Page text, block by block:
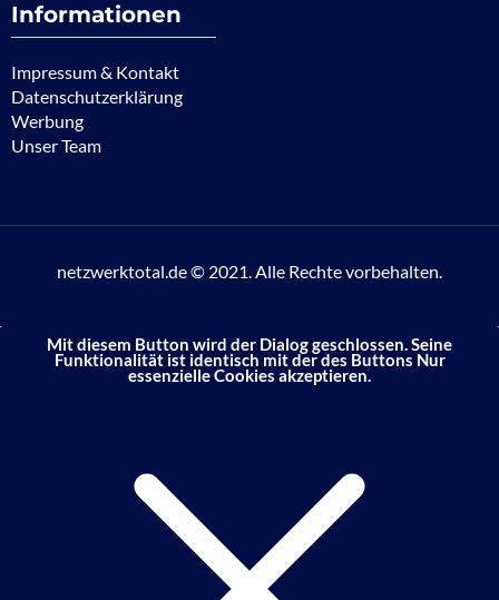
Informationen
Impressum & Kontakt
Datenschutzerklärung
Werbung
Unser Team
netzwerktotal.de © 2021. Alle Rechte vorbehalten.
Mit diesem Button wird der Dialog geschlossen. Seine
Funktionalität ist identisch mit der des Buttons Nur
essenzielle Cookies akzeptieren.